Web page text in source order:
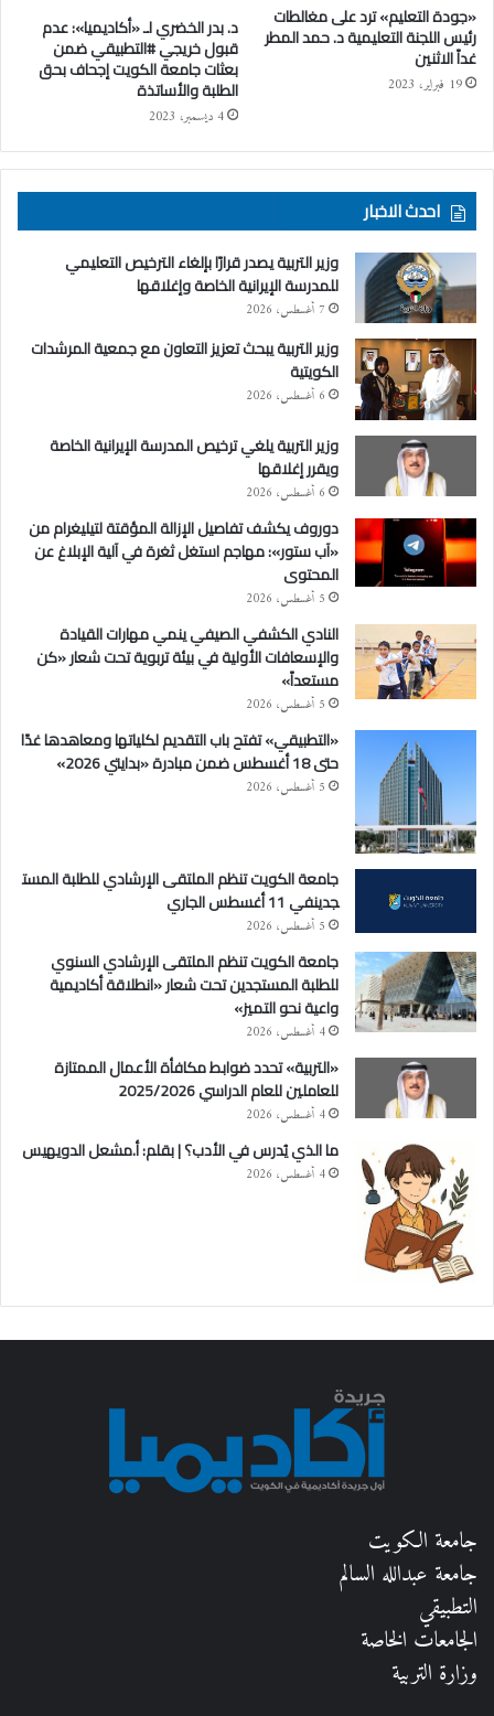
«جودة التعليم» ترد على مغالطات
رئيس اللجنة التعليمية د. حمد المطر
غداً الاثنين
19 فبراير، 2023
د. بدر الخضري لـ «أكاديميا»: عدم
قبول خريجي #التطبيقي ضمن
بعثات جامعة الكويت إجحاف بحق
الطلبة والأساتذة
4 ديسمبر، 2023
احدث الاخبار
وزير التربية يصدر قرارًا بإلغاء الترخيص التعليمي
للمدرسة الإيرانية الخاصة وإغلاقها
7 أغسطس، 2026
وزير التربية يبحث تعزيز التعاون مع جمعية المرشدات
الكويتية
6 أغسطس، 2026
وزير التربية يلغي ترخيص المدرسة الإيرانية الخاصة
ويقرر إغلاقها
6 أغسطس، 2026
دوروف يكشف تفاصيل الإزالة المؤقتة لتيليغرام من
«آب ستور»: مهاجم استغل ثغرة في آلية الإبلاغ عن
المحتوى
5 أغسطس، 2026
النادي الكشفي الصيفي ينمي مهارات القيادة
والإسعافات الأولية في بيئة تربوية تحت شعار «كن
مستعداً»
5 أغسطس، 2026
«التطبيقي» تفتح باب التقديم لكلياتها ومعاهدها غدًا
حتى 18 أغسطس ضمن مبادرة «بدايتي 2026»
5 أغسطس، 2026
جامعة الكويت تنظم الملتقى الإرشادي للطلبة المست
جدينفي 11 أغسطس الجاري
5 أغسطس، 2026
جامعة الكويت تنظم الملتقى الإرشادي السنوي
للطلبة المستجدين تحت شعار «انطلاقة أكاديمية
واعية نحو التميز»
4 أغسطس، 2026
«التربية» تحدد ضوابط مكافأة الأعمال الممتازة
للعاملين للعام الدراسي 2025/2026
4 أغسطس، 2026
ما الذي يُدرس في الأدب؟ | بقلم: أ.مشعل الدويهيس
4 أغسطس، 2026
جامعة الكويت
جامعة عبدالله السالم
التطبيقي
الجامعات الخاصة
وزارة التربية